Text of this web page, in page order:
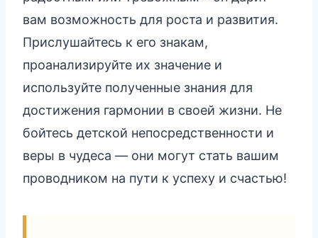
вам возможность для роста и развития.
Прислушайтесь к его знакам,
проанализируйте их значение и
используйте полученные знания для
достижения гармонии в своей жизни. Не
бойтесь детской непосредственности и
веры в чудеса — они могут стать вашим
проводником на пути к успеху и счастью!